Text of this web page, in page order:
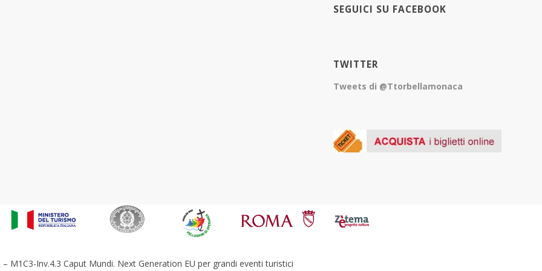
SEGUICI SU FACEBOOK
TWITTER
Tweets di @Ttorbellamonaca
– M1C3-Inv.4.3 Caput Mundi. Next Generation EU per grandi eventi turistici